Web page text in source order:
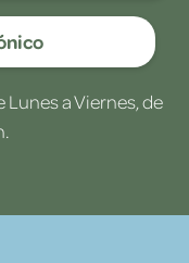
a Viernes, de